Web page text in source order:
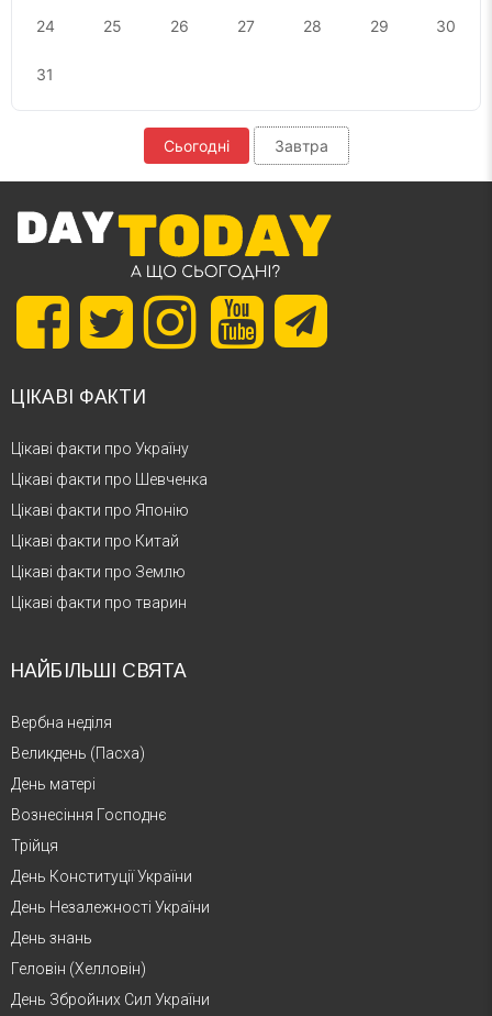
24 25 26 27 28 29 30
31
Сьогодні Завтра
ЦІКАВІ ФАКТИ
Цікаві факти про Україну
Цікаві факти про Шевченка
Цікаві факти про Японію
Цікаві факти про Китай
Цікаві факти про Землю
Цікаві факти про тварин
НАЙБІЛЬШІ СВЯТА
Вербна неділя
Великдень (Пасха)
День матері
Вознесіння Господнє
Трійця
День Конституції України
День Незалежності України
День знань
Геловін (Хелловін)
День Збройних Сил України